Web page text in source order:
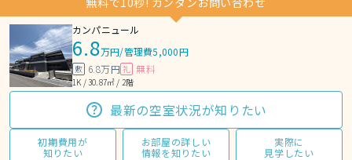
カンパニュール
6.8万円/管理費5,000円
敷 6.8万円 礼 無料
1K / 30.87㎡ / 2階
最新の空室状況が知りたい
初期費用が
知りたい
お部屋の詳しい
情報を知りたい
実際に
見学したい